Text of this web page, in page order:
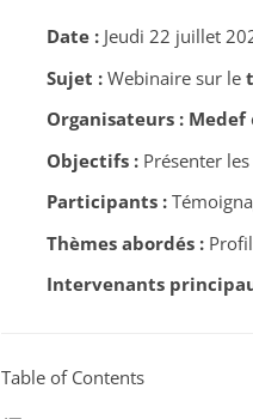
Date :Jeudi 22 juillet
Sujet :Webinaire sur le
Organisateurs : Medef
Objectifs :Présenter les
Participants :
Thèmes abordés :
Intervenants
Table of Contents